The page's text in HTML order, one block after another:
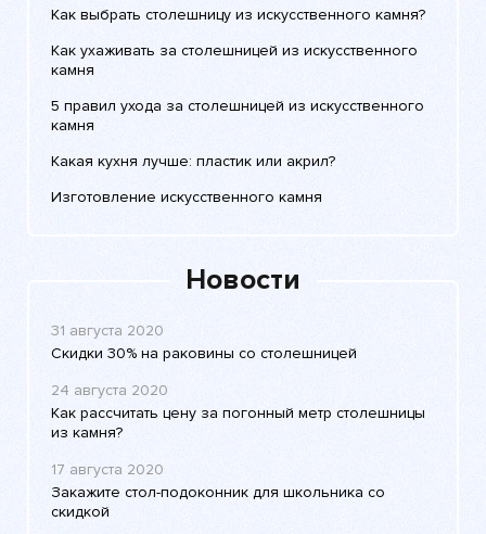
Как выбрать столешницу из искусственного камня?
Как ухаживать за столешницей из искусственного
камня
5 правил ухода за столешницей из искусственного
камня
Какая кухня лучше: пластик или акрил?
Изготовление искусственного камня
Новости
31 августа 2020
Скидки 30% на раковины со столешницей
24 августа 2020
Как рассчитать цену за погонный метр столешницы
из камня?
17 августа 2020
Закажите стол-подоконник для школьника со
скидкой